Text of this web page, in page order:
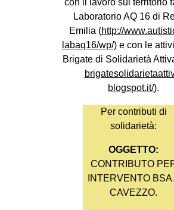
Laboratorio AQ 16 di
Emilia (http://
labaq16/wp/) e con le
Brigate di Solidarietà
blogspot.it/).
Per contributi di
solidarietà:
OGGETTO:
CONTRIBUTO
INTERVENTO BSA
CAVEZZO.